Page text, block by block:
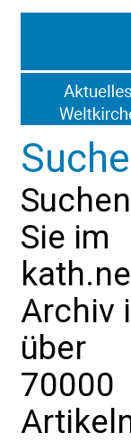
Suche
Suchen
Sie im
Archiv
über
70000